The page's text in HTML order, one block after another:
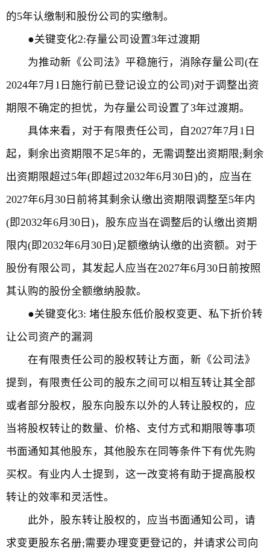
的5年认缴制和股份公司的实缴制。
●关键变化2:存量公司设置3年过渡期
为推动新《公司法》平稳施行，消除存量公司(在
2024年7月1日施行前已登记设立的公司)对于调整出资
期限不确定的担忧，为存量公司设置了3年过渡期。
具体来看，对于有限责任公司，自2027年7月1日
起，剩余出资期限不足5年的，无需调整出资期限;剩余
出资期限超过5年(即超过2032年6月30日)的，应当在
2027年6月30日前将其剩余认缴出资期限调整至5年内
(即2032年6月30日)，股东应当在调整后的认缴出资期
限内(即2032年6月30日)足额缴纳认缴的出资额。对于
股份有限公司，其发起人应当在2027年6月30日前按照
其认购的股份全额缴纳股款。
●关键变化3: 堵住股东低价股权变更、私下折价转
让公司资产的漏洞
在有限责任公司的股权转让方面，新《公司法》
提到，有限责任公司的股东之间可以相互转让其全部
或者部分股权，股东向股东以外的人转让股权的，应
当将股权转让的数量、价格、支付方式和期限等事项
书面通知其他股东，其他股东在同等条件下有优先购
买权。有业内人士提到，这一改变将有助于提高股权
转让的效率和灵活性。
此外，股东转让股权的，应当书面通知公司，请
求变更股东名册;需要办理变更登记的，并请求公司向